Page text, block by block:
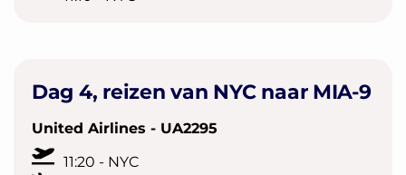
Dag 4, reizen van NYC naar MIA-9
United Airlines - UA2295
11:20 - NYC